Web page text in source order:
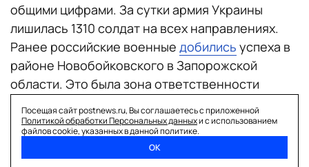
общими цифрами. За сутки армия Украины
лишилась 1310 солдат на всех направлениях.
Ранее российские военные добились успеха в
районе Новобойковского в Запорожской
области. Это была зона ответственности
Свежие новости о ситуации в зоне
специальной военной операции —читайте в
разделе «СВО» на сайте «Постньюс»
Посещая сайт postnews.ru, Вы соглашаетесь с приложенной
Политикой обработки Персональных данныхи с использованием
файлов cookie, указанных в данной политике.
ОК